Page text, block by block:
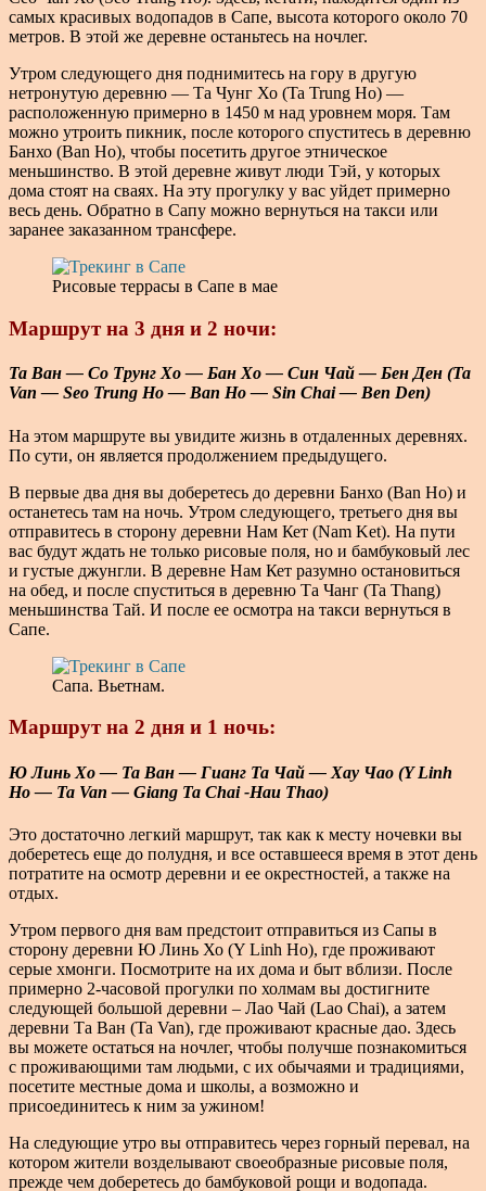
самых красивых водопадов в Сапе, высота которого около 70
метров. В этой же деревне останьтесь на ночлег.
Утром следующего дня поднимитесь на гору в другую
нетронутую деревню — Та Чунг Хо (Ta Trung Ho) —
расположенную примерно в 1450 м над уровнем моря. Там
можно утроить пикник, после которого спуститесь в деревню
Банхо (Ban Ho), чтобы посетить другое этническое
меньшинство. В этой деревне живут люди Тэй, у которых
дома стоят на сваях. На эту прогулку у вас уйдет примерно
весь день. Обратно в Сапу можно вернуться на такси или
заранее заказанном трансфере.
Рисовые террасы в Сапе в мае
Маршрут на 3 дня и 2 ночи:
Та Ван — Со Трунг Хо — Бан Хо — Син Чай — Бен Ден (Ta
Van — Seo Trung Ho — Ban Ho — Sin Chai — Ben Den)
На этом маршруте вы увидите жизнь в отдаленных деревнях.
По сути, он является продолжением предыдущего.
В первые два дня вы доберетесь до деревни Банхо (Ban Ho) и
останетесь там на ночь. Утром следующего, третьего дня вы
отправитесь в сторону деревни Нам Кет (Nam Ket). На пути
вас будут ждать не только рисовые поля, но и бамбуковый лес
и густые джунгли. В деревне Нам Кет разумно остановиться
на обед, и после спуститься в деревню Та Чанг (Ta Thang)
меньшинства Тай. И после ее осмотра на такси вернуться в
Сапе.
Сапа. Вьетнам.
Маршрут на 2 дня и 1 ночь:
Ю Линь Хо — Та Ван — Гианг Та Чай — Хау Чао (Y Linh
Ho — Ta Van — Giang Ta Chai -Hau Thao)
Это достаточно легкий маршрут, так как к месту ночевки вы
доберетесь еще до полудня, и все оставшееся время в этот день
потратите на осмотр деревни и ее окрестностей, а также на
отдых.
Утром первого дня вам предстоит отправиться из Сапы в
сторону деревни Ю Линь Хо (Y Linh Ho), где проживают
серые хмонги. Посмотрите на их дома и быт вблизи. После
примерно 2-часовой прогулки по холмам вы достигните
следующей большой деревни – Лао Чай (Lao Chai), а затем
деревни Та Ван (Ta Van), где проживают красные дао. Здесь
вы можете остаться на ночлег, чтобы получше познакомиться
с проживающими там людьми, с их обычаями и традициями,
посетите местные дома и школы, а возможно и
присоединитесь к ним за ужином!
На следующие утро вы отправитесь через горный перевал, на
котором жители возделывают своеобразные рисовые поля,
прежде чем доберетесь до бамбуковой рощи и водопада.